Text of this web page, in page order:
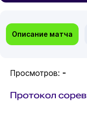
Описание матча
Просмотров: -
Протокол